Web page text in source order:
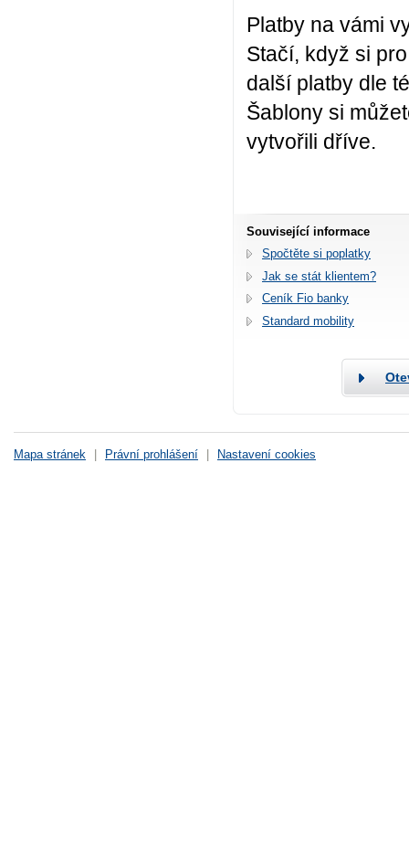
Platby na vámi
Stačí, když si
další platby dle
Šablony si
vytvořili dříve.
Související informace
Spočtěte si poplatky
Jak se stát klientem?
Ceník Fio banky
Standard mobility
Mapa stránek Právní prohlášení Nastavení cookies